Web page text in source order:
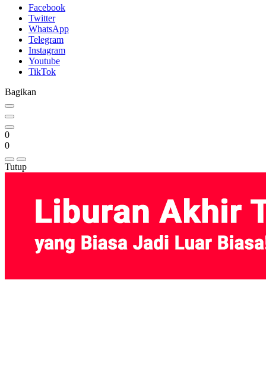
Facebook
Twitter
WhatsApp
Telegram
Instagram
Youtube
TikTok
Bagikan
0
0
Tutup